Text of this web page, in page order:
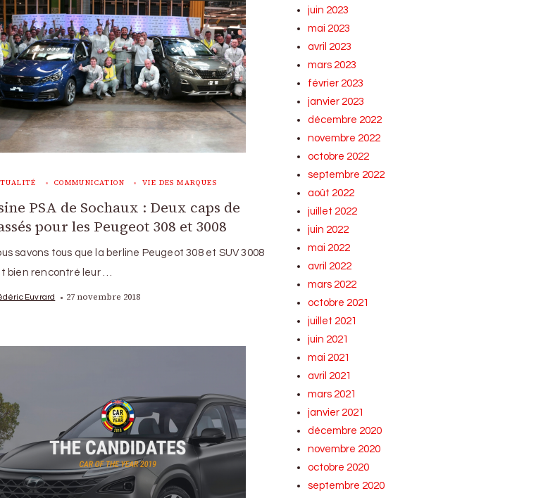
COMMUNICATION VIE DES MARQUES
PSA de Sochaux : Deux caps de
pour les Peugeot 308 et 3008
savons tous que la berline Peugeot 308 et SUV 3008
bien rencontré leur …
Euvrard 27 novembre 2018
juin 2023
mai 2023
avril 2023
mars 2023
février 2023
janvier 2023
décembre 2022
novembre 2022
octobre 2022
septembre 2022
août 2022
juillet 2022
juin 2022
mai 2022
avril 2022
mars 2022
octobre 2021
juillet 2021
juin 2021
mai 2021
avril 2021
mars 2021
janvier 2021
décembre 2020
novembre 2020
octobre 2020
septembre 2020